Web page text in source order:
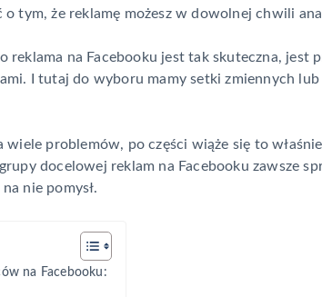
tym, że reklamę możesz w dowolnej chwili
reklama na Facebooku jest tak skuteczna,
I tutaj do wyboru mamy setki zmiennych
problemów, po części wiąże się to
docelowej reklam na Facebooku zawsze
nie pomysł.
na Facebooku: